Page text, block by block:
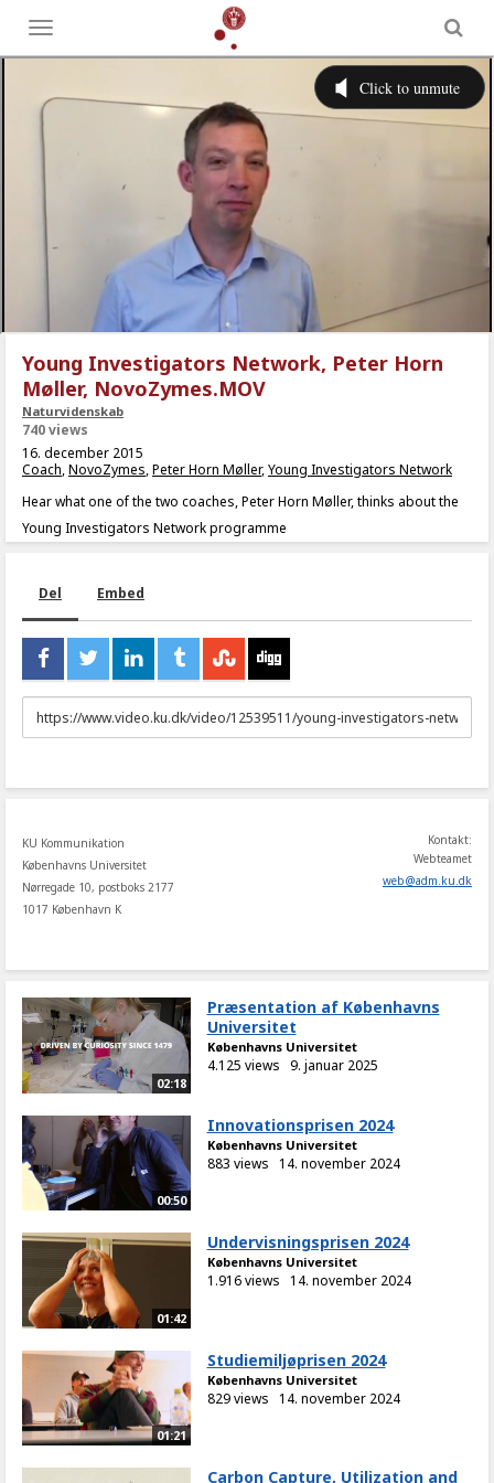
Toggle
menu
Young Investigators Network, Peter Horn
Møller, NovoZymes.MOV
Naturvidenskab
740 views
16. december 2015
Coach,NovoZymes,Peter Horn Møller,Young Investigators Network
Hear what one of the two coaches, Peter Horn Møller, thinks about the
Young Investigators Network programme
Del Embed
URL
to
KU Kommunikation
Københavns Universitet
Nørregade 10, postboks 2177
1017 København K
Kontakt:
Webteamet
web@adm.ku.dk
02:18
Præsentation af Københavns
Universitet
Københavns Universitet
4.125 views 9. januar 2025
00:50
Innovationsprisen 2024
Københavns Universitet
883 views 14. november 2024
01:42
Undervisningsprisen 2024
Københavns Universitet
1.916 views 14. november 2024
01:21
Studiemiljøprisen 2024
Københavns Universitet
829 views 14. november 2024
Carbon Capture, Utilization and